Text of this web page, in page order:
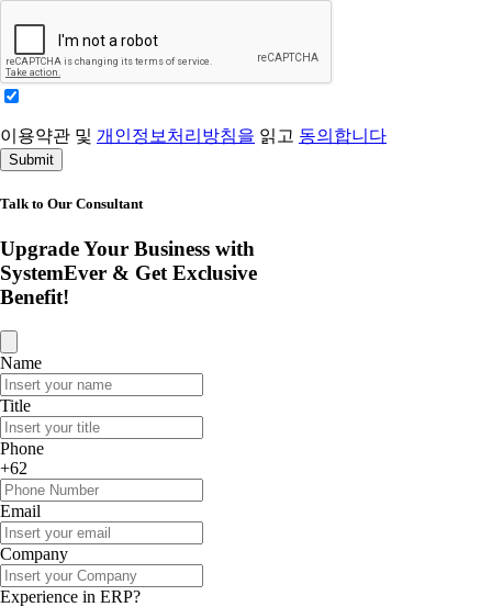
이용약관 및 개인정보처리방침을 읽고 동의합니다
Submit
Talk to Our Consultant
Upgrade Your Business with
SystemEver & Get Exclusive
Benefit!
Name
Title
Phone
+62
Email
Company
Experience in ERP?